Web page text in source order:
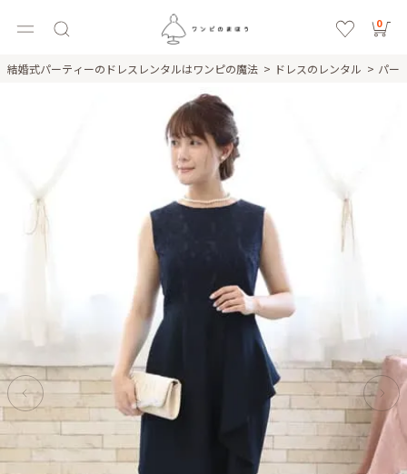
0
結婚式パーティーのドレスレンタルはワンピの魔法 ドレスのレンタル パー